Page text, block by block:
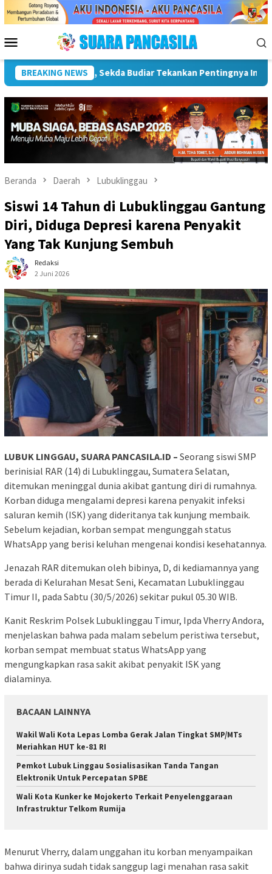
Menu
Mobile
BREAKING NEWSWakil Wali Kota Lepas Lomba Gerak Jalan
Beranda Daerah Lubuklinggau
Siswi 14 Tahun di Lubuklinggau Gantung
Diri, Diduga Depresi karena Penyakit
Yang Tak Kunjung Sembuh
Redaksi
2 Juni 2026
LUBUK LINGGAU, SUARA PANCASILA.ID – Seorang siswi SMP
berinisial RAR (14) di Lubuklinggau, Sumatera Selatan,
ditemukan meninggal dunia akibat gantung diri di rumahnya.
Korban diduga mengalami depresi karena penyakit infeksi
saluran kemih (ISK) yang dideritanya tak kunjung membaik.
Sebelum kejadian, korban sempat mengunggah status
WhatsApp yang berisi keluhan mengenai kondisi kesehatannya.
Jenazah RAR ditemukan oleh bibinya, D, di kediamannya yang
berada di Kelurahan Mesat Seni, Kecamatan Lubuklinggau
Timur II, pada Sabtu (30/5/2026) sekitar pukul 05.30 WIB.
Kanit Reskrim Polsek Lubuklinggau Timur, Ipda Vherry Andora,
menjelaskan bahwa pada malam sebelum peristiwa tersebut,
korban sempat membuat status WhatsApp yang
mengungkapkan rasa sakit akibat penyakit ISK yang
dialaminya.
BACAAN LAINNYA
Wakil Wali Kota Lepas Lomba Gerak Jalan Tingkat SMP/MTs
Meriahkan HUT ke-81 RI
Pemkot Lubuk Linggau Sosialisasikan Tanda Tangan
Elektronik Untuk Percepatan SPBE
Wali Kota Kunker ke Mojokerto Terkait Penyelenggaraan
Infrastruktur Telkom Rumija
Menurut Vherry, dalam unggahan itu korban menyampaikan
bahwa dirinya sudah tidak sanggup lagi menahan rasa sakit